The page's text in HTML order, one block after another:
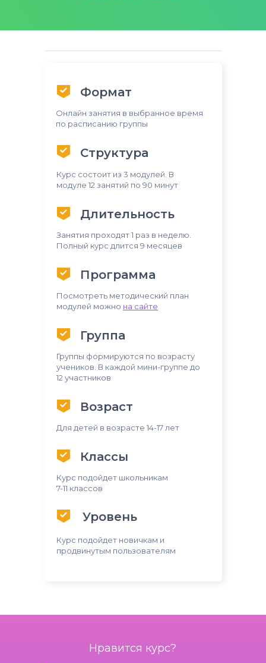
Формат
Онлайн занятия в выбранное время
по расписанию группы
Структура
Курс состоит из 3 модулей. В
модуле 12 занятий по 90 минут
Длительность
Занятия проходят 1 раз в неделю.
Полный курс длится 9 месяцев
Программа
Посмотреть методический план
модулей можно на сайте
Группы формируются по возрасту
учеников. В каждой мини-группе до
12 участников
Возраст
Для детей в возрасте 14-17 лет
Классы
Уровень
Курс подойдет новичкам и
продвинутым пользователям
Курс подойдет школьникам
7-11 классов
Группа
Нравится курс?